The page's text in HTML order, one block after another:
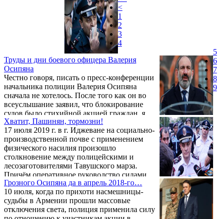
Труды и дни боевого офицера Валерия
Осипяна
Честно говоря, писать о пресс-конференции
начальника полиции Валерия Осипяна
сначала не хотелось. После того как он во
всеуслышание заявил, что блокирование
судов было стихийной акцией граждан, я
невольно подумал: какой спрос с этого
человека? Посмотреть только раз в глаза и
перекреститься.
Хватит, Пашинян, тормозни!
17 июля 2019 г. в г. Иджеване на социально-
производственной почве с применением
физического насилия произошло
столкновение между полицейскими и
лесозаготовителями Тавушского марза.
Причём оперативное руководство силами
правопорядка вступившими в схватку с
пикетом мирных граждан возглавлял не
кто-то, как сам лично Глава Полиции РА -
Валерий Осипян..
Грозного Осипяна да в апрель 2018-го…
10 июля, когда по прихоти насмешницы-
судьбы в Армении прошли массовые
отключения света, полиция применила силу
<
1
2
3
4
5
6
7
8
9